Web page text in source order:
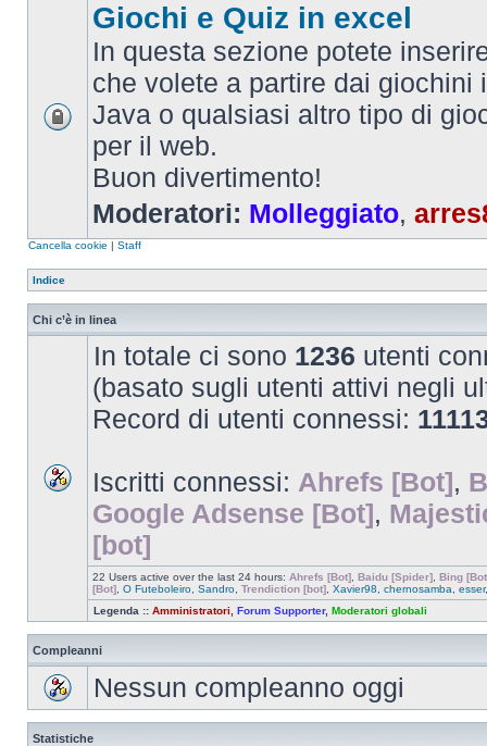
Giochi e Quiz in excel
In questa sezione potete
che volete a partire dai giochini
Java o qualsiasi altro tipo di
per il web.
Buon divertimento!
Moderatori: Molleggiato,
Cancella cookie | Staff
Indice
Chi c’è in linea
In totale ci sono 1236 utenti
(basato sugli utenti attivi negli
Record di utenti connessi:
Iscritti connessi: Ahrefs [Bot],
Google Adsense [Bot],
[bot]
22 Users active over the last 24 hours: Ahrefs [Bot] Baidu [Spider] Bing
[Bot] O Futeboleiro Sandro Trendiction [bot] Xavier98 chernosamba esser
Legenda :: Amministratori Forum Supporter, Moderatori globali
Compleanni
Nessun compleanno oggi
Statistiche